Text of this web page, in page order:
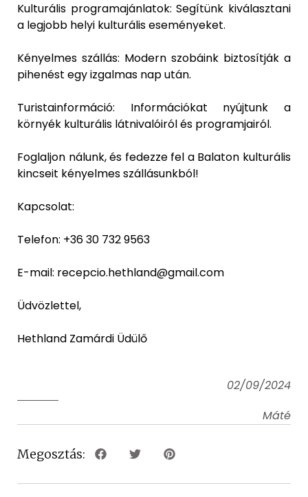
Kulturális programajánlatok: Segítünk kiválasztani
a legjobb helyi kulturális eseményeket.
Kényelmes szállás: Modern szobáink biztosítják a
pihenést egy izgalmas nap után.
Turistainformáció: Információkat nyújtunk a
környék kulturális látnivalóiról és programjairól.
Foglaljon nálunk, és fedezze fel a Balaton kulturális
kincseit kényelmes szállásunkból!
Kapcsolat:
Telefon: +36 30 732 9563
E-mail: recepcio.hethland@gmail.com
Üdvözlettel,
Hethland Zamárdi Üdülő
02/09/2024
Máté
Megosztás: